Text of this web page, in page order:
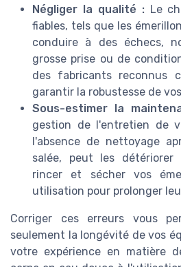
Négliger la qualité :Le
fiables, tels que les
conduire à des échecs,
grosse prise ou de
des fabricants reconnus
garantir la robustesse de
Sous-estimer la
gestion de l'entretien de
l'absence de nettoyage
salée, peut les détériorer
rincer et sécher vos
utilisation pour prolonger
Corriger ces erreurs vous
seulement la longévité de vos
votre expérience en matière